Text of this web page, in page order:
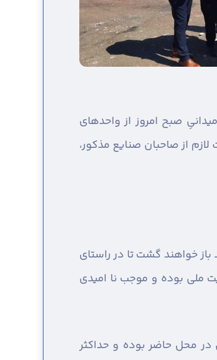
صبح امروز از واحدهای
از صاحبان صنایع مذکور،
خواهند گشت تا در راستای
ملی بوده و موجب نا امیدی
در محل حاضر بوده و حداکثر